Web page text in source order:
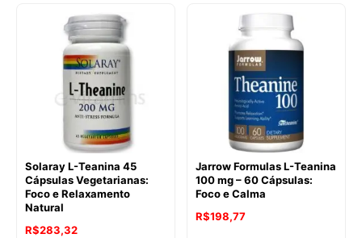
Solaray L-Teanina 45
Cápsulas Vegetarianas:
Foco e Relaxamento
Natural
R$283,32
Jarrow Formulas L-Teanina
100 mg – 60 Cápsulas:
Foco e Calma
R$198,77